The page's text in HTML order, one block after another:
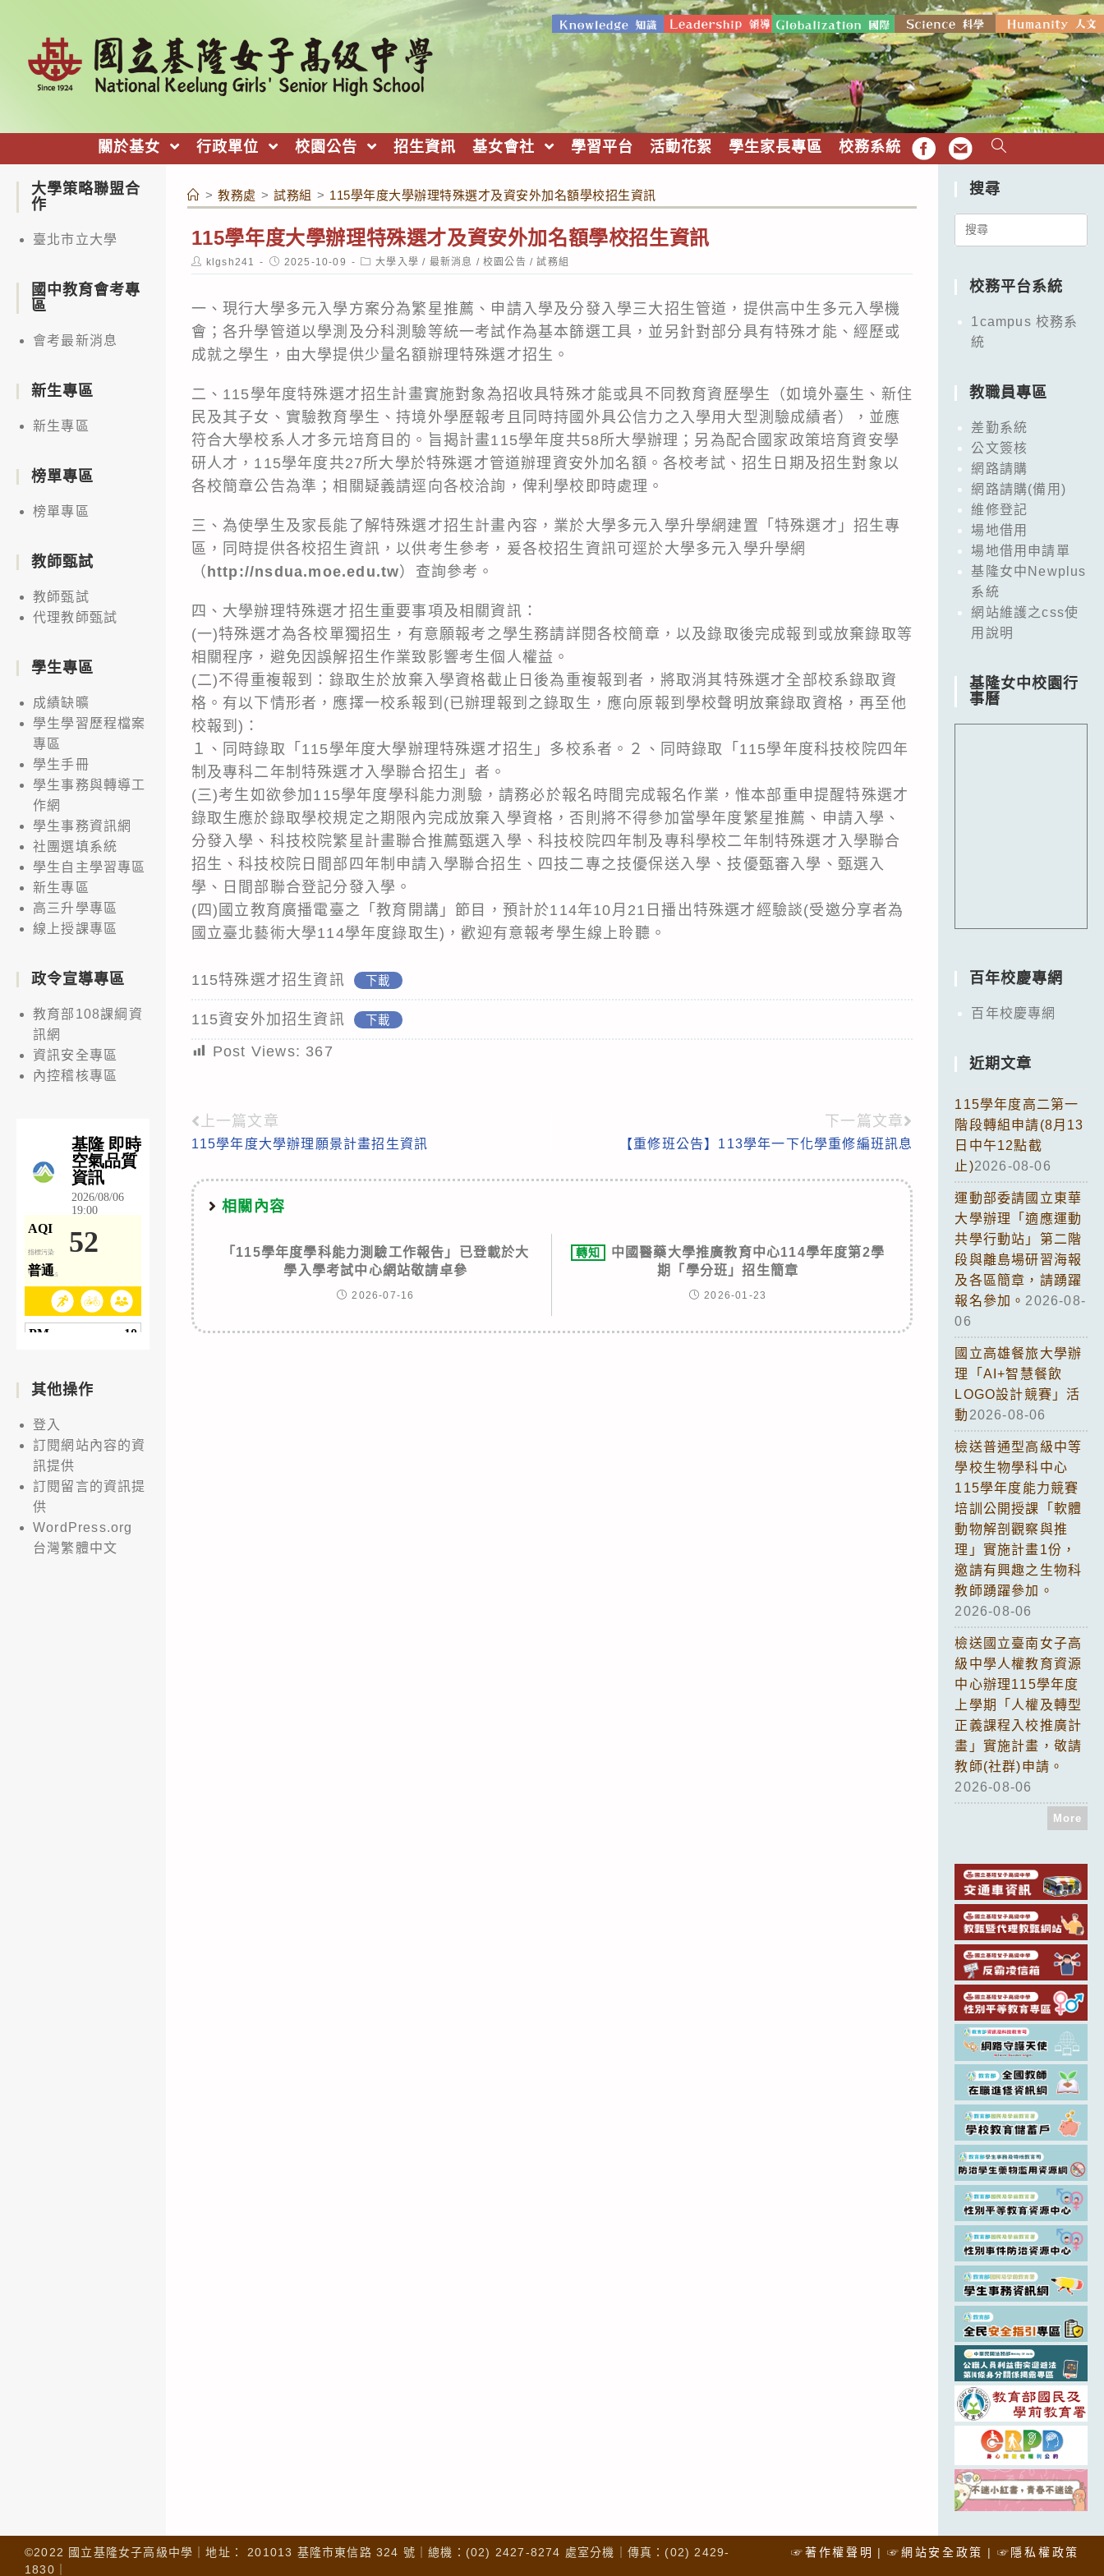
關於基女 行政單位 校園公告 招生資訊 基女會社 學習平台 活動花絮 學生家長專區 校務系統 FB EMAIL
> 教務處 > 試務組 > 115學年度大學辦理特殊選才及資安外加名額學校招生資訊
115學年度大學辦理特殊選才及資安外加名額學校招生資訊
Post
author:
klgsh241
Post
published:
2025-10-09
Post
category:
大學入學 / 最新消息 / 校園公告 / 試務組
一、現行大學多元入學方案分為繁星推薦、申請入學及分發入學三大招生管道，提供高中生多元入學機
會；各升學管道以學測及分科測驗等統一考試作為基本篩選工具，並另針對部分具有特殊才能、經歷或
成就之學生，由大學提供少量名額辦理特殊選才招生。
二、115學年度特殊選才招生計畫實施對象為招收具特殊才能或具不同教育資歷學生（如境外臺生、新住
民及其子女、實驗教育學生、持境外學歷報考且同時持國外具公信力之入學用大型測驗成績者），並應
符合大學校系人才多元培育目的。旨揭計畫115學年度共58所大學辦理；另為配合國家政策培育資安學
研人才，115學年度共27所大學於特殊選才管道辦理資安外加名額。各校考試、招生日期及招生對象以
各校簡章公告為準；相關疑義請逕向各校洽詢，俾利學校即時處理。
三、為使學生及家長能了解特殊選才招生計畫內容，業於大學多元入學升學網建置「特殊選才」招生專
區，同時提供各校招生資訊，以供考生參考，爰各校招生資訊可逕於大學多元入學升學網
（http://nsdua.moe.edu.tw）查詢參考。
四、大學辦理特殊選才招生重要事項及相關資訊：
(一)特殊選才為各校單獨招生，有意願報考之學生務請詳閱各校簡章，以及錄取後完成報到或放棄錄取等
相關程序，避免因誤解招生作業致影響考生個人權益。
(二)不得重複報到：錄取生於放棄入學資格截止日後為重複報到者，將取消其特殊選才全部校系錄取資
格。有以下情形者，應擇一校系報到(已辦理報到之錄取生，應向原報到學校聲明放棄錄取資格，再至他
校報到)：
１、同時錄取「115學年度大學辦理特殊選才招生」多校系者。２、同時錄取「115學年度科技校院四年
制及專科二年制特殊選才入學聯合招生」者。
(三)考生如欲參加115學年度學科能力測驗，請務必於報名時間完成報名作業，惟本部重申提醒特殊選才
錄取生應於錄取學校規定之期限內完成放棄入學資格，否則將不得參加當學年度繁星推薦、申請入學、
分發入學、科技校院繁星計畫聯合推薦甄選入學、科技校院四年制及專科學校二年制特殊選才入學聯合
招生、科技校院日間部四年制申請入學聯合招生、四技二專之技優保送入學、技優甄審入學、甄選入
學、日間部聯合登記分發入學。
(四)國立教育廣播電臺之「教育開講」節目，預計於114年10月21日播出特殊選才經驗談(受邀分享者為
國立臺北藝術大學114學年度錄取生)，歡迎有意報考學生線上聆聽。
115特殊選才招生資訊 下載
115資安外加招生資訊 下載
Post Views: 367
Read
more
articles
上一篇文章
115學年度大學辦理願景計畫招生資訊
下一篇文章
【重修班公告】113學年一下化學重修編班訊息
相關內容
「115學年度學科能力測驗工作報告」已登載於大
學入學考試中心網站敬請卓參
2026-07-16
轉知
中國醫藥大學推廣教育中心114學年度第2學
期「學分班」招生簡章
2026-01-23
大學策略聯盟合
作
臺北市立大學
國中教育會考專
區
會考最新消息
新生專區
新生專區
榜單專區
榜單專區
教師甄試
教師甄試
代理教師甄試
學生專區
成績缺曠
學生學習歷程檔案
專區
學生手冊
學生事務與轉導工
作網
學生事務資訊網
社團選填系統
學生自主學習專區
新生專區
高三升學專區
線上授課專區
政令宣導專區
教育部108課綱資
訊網
資訊安全專區
內控稽核專區
其他操作
登入
訂閱網站內容的資
訊提供
訂閱留言的資訊提
供
WordPress.org
台灣繁體中文
搜尋
Search
校務平台系統
1campus 校務系
統
教職員專區
差勤系統
公文簽核
網路請購
網路請購(備用)
維修登記
場地借用
場地借用申請單
基隆女中Newplus
系統
網站維護之css使
用說明
基隆女中校園行
事曆
百年校慶專網
百年校慶專網
近期文章
115學年度高二第一
階段轉組申請(8月13
日中午12點截
止)2026-08-06
運動部委請國立東華
大學辦理「適應運動
共學行動站」第二階
段與離島場研習海報
及各區簡章，請踴躍
報名參加。 2026-08-
06
國立高雄餐旅大學辦
理「AI+智慧餐飲
LOGO設計競賽」活
動 2026-08-06
檢送普通型高級中等
學校生物學科中心
115學年度能力競賽
培訓公開授課「軟體
動物解剖觀察與推
理」實施計畫1份，
邀請有興趣之生物科
教師踴躍參加。
2026-08-06
檢送國立臺南女子高
級中學人權教育資源
中心辦理115學年度
上學期「人權及轉型
正義課程入校推廣計
畫」實施計畫，敬請
教師(社群)申請。
2026-08-06
More
☞著作權聲明 ☞網站安全政策 ☞隱私權政策
©2022 國立基隆女子高級中學｜地址： 201013 基隆市東信路 324 號｜總機：(02) 2427-8274 處室分機｜傳真：(02) 2429-
1830｜